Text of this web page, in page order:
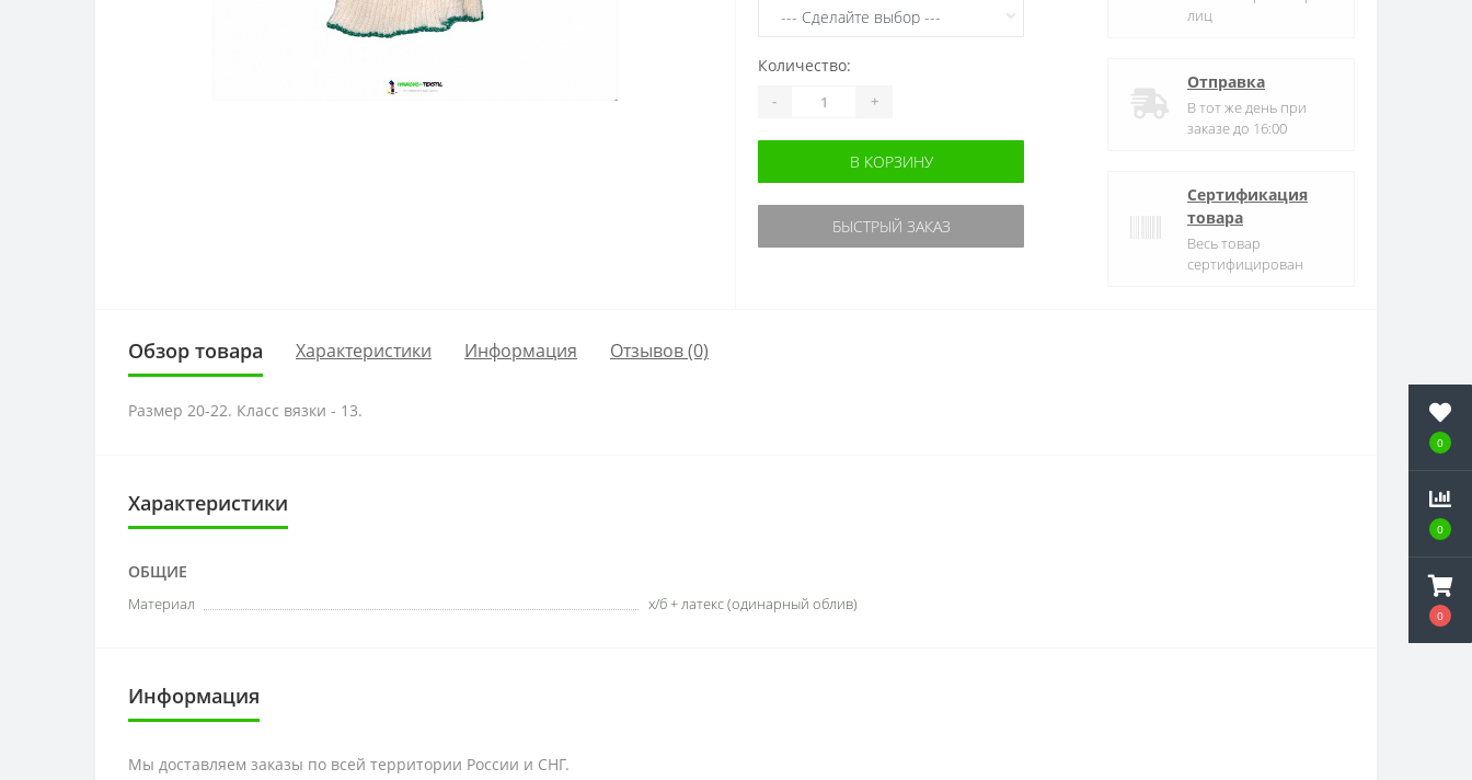
0
0
0
Количество:
- +
В КОРЗИНУ
БЫСТРЫЙ ЗАКАЗ
лиц
Отправка
В тот же день при
заказе до 16:00
Сертификация
товара
Весь товар
сертифицирован
Обзор товара Характеристики Информация Отзывов (0)
Размер 20-22. Класс вязки - 13.
Характеристики
ОБЩИЕ
Материал х/б + латекс (одинарный облив)
Информация
Мы доставляем заказы по всей территории России и СНГ.